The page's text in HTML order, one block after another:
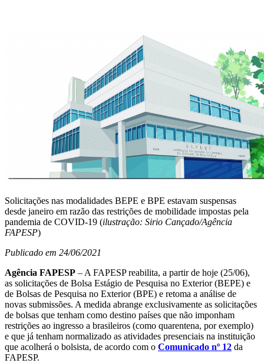
Solicitações nas modalidades BEPE e BPE estavam suspensas
desde janeiro em razão das restrições de mobilidade impostas pela
pandemia de COVID-19 (ilustração: Sirio Cançado/Agência
FAPESP)
Publicado em 24/06/2021
Agência FAPESP – A FAPESP reabilita, a partir de hoje (25/06),
as solicitações de Bolsa Estágio de Pesquisa no Exterior (BEPE) e
de Bolsas de Pesquisa no Exterior (BPE) e retoma a análise de
novas submissões. A medida abrange exclusivamente as solicitações
de bolsas que tenham como destino países que não imponham
restrições ao ingresso a brasileiros (como quarentena, por exemplo)
e que já tenham normalizado as atividades presenciais na instituição
que acolherá o bolsista, de acordo com o Comunicado nº 12 da
FAPESP.